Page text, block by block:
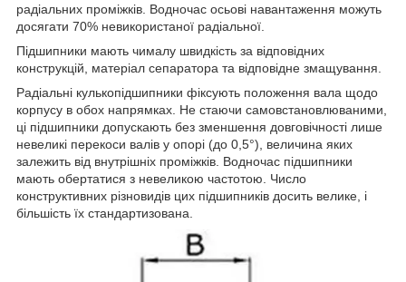
радіальних проміжків. Водночас осьові навантаження можуть
досягати 70% невикористаної радіальної.
Підшипники мають чималу швидкість за відповідних
конструкцій, матеріал сепаратора та відповідне змащування.
Радіальні кулькопідшипники фіксують положення вала щодо
корпусу в обох напрямках. Не стаючи самовстановлюваними,
ці підшипники допускають без зменшення довговічності лише
невеликі перекоси валів у опорі (до 0,5°), величина яких
залежить від внутрішніх проміжків. Водночас підшипники
мають обертатися з невеликою частотою. Число
конструктивних різновидів цих підшипників досить велике, і
більшість їх стандартизована.